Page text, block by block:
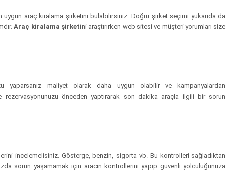
uygun araç kiralama şirketini bulabilirsiniz. Doğru şirket seçimi yukarıda da
Araç kiralama şirketini araştırırken web sitesi ve müşteri yorumları size
yaparsanız maliyet olarak daha uygun olabilir ve kampanyalardan
rezervasyonunuzu önceden yaptırarak son dakika araçla ilgili bir sorun
incelemelisiniz. Gösterge, benzin, sigorta vb. Bu kontrolleri sağladıktan
sorun yaşamamak için aracın kontrollerini yapıp güvenli yolculuğunuza